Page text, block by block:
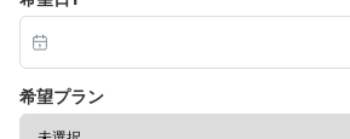
希望プラン